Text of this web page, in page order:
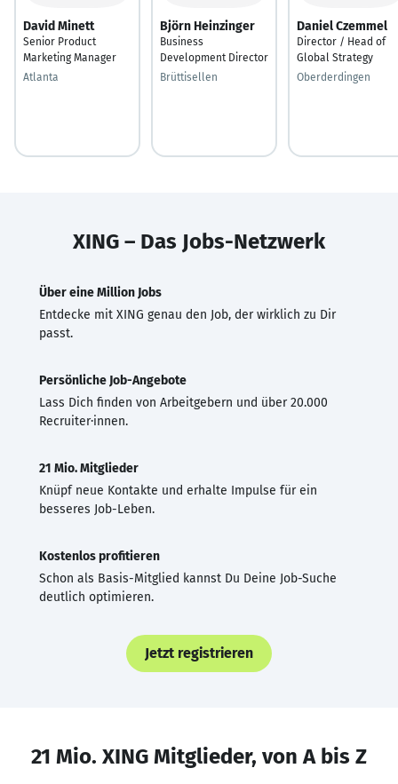
David Minett
Senior Product
Marketing Manager
Atlanta
Björn Heinzinger
Business
Development Director
Brüttisellen
Daniel Czemmel
Director / Head of
Global Strategy
Oberderdingen
XING – Das Jobs-Netzwerk
Über eine Million Jobs
Entdecke mit XING genau den Job, der wirklich zu Dir
passt.
Persönliche Job-Angebote
Lass Dich finden von Arbeitgebern und über 20.000
Recruiter·innen.
21 Mio. Mitglieder
Knüpf neue Kontakte und erhalte Impulse für ein
besseres Job-Leben.
Kostenlos profitieren
Schon als Basis-Mitglied kannst Du Deine Job-Suche
deutlich optimieren.
Jetzt registrieren
21 Mio. XING Mitglieder, von A bis Z